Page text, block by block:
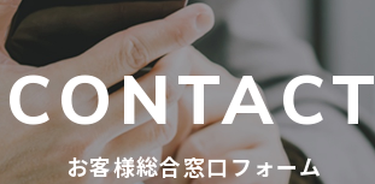
CONTACT
お客様総合窓口フォーム